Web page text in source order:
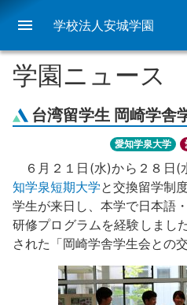
menu 学校法人安城学園
学園ニュース
台湾留学生 岡崎学舎
愛知学泉大学
６月２１日(水)から２８日(
知学泉短期大学と交換留学制
学生が来日し、本学で日本語
研修プログラムを経験しまし
された「岡崎学舎学生会との